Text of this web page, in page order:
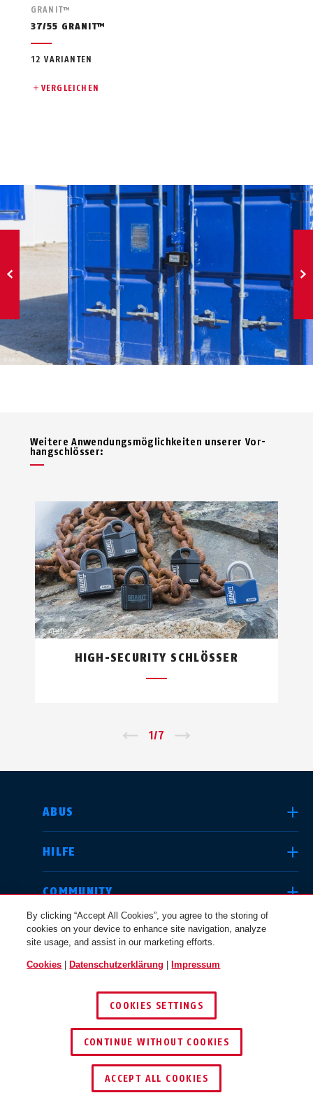
GRANIT™
37/55 GRANIT™
12 VARIANTEN
VERGLEICHEN
Weitere Anwendungsmöglichkeiten unserer Vor­
hang­schlösser:
HIGH-SECURITY SCHLÖSSER
1/7
ABUS
HILFE
COMMUNITY
RECHTLICHES
© 2026 ABUS
LAND AUSWÄHLEN
Deutschland
Canada
Österreich
Nederland
By clicking “Accept All Cookies”, you agree to the storing of
cookies on your device to enhance site navigation, analyze
site usage, and assist in our marketing efforts.
Cookies Datenschutzerklärung Impressum
COOKIES SETTINGS
CONTINUE WITHOUT COOKIES
ACCEPT ALL COOKIES